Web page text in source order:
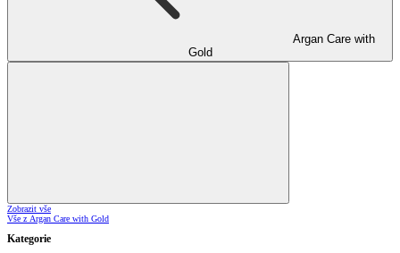
Argan Care with
Gold
Zobrazit vše
Vše z Argan Care with Gold
Kategorie